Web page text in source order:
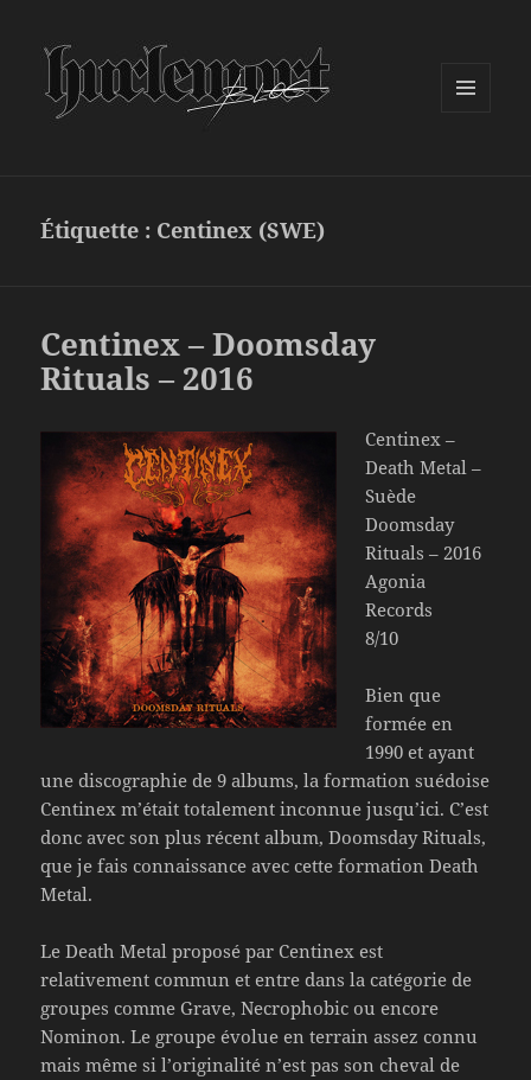
Étiquette : Centinex (SWE)
Centinex – Doomsday
Rituals – 2016
Centinex –
Death Metal –
Suède
Doomsday
Rituals – 2016
Agonia
Records
8/10
Bien que
formée en
1990 et ayant
une discographie de 9 albums, la formation suédoise
Centinex m’était totalement inconnue jusqu’ici. C’est
donc avec son plus récent album, Doomsday Rituals,
que je fais connaissance avec cette formation Death
Metal.
Le Death Metal proposé par Centinex est
relativement commun et entre dans la catégorie de
groupes comme Grave, Necrophobic ou encore
Nominon. Le groupe évolue en terrain assez connu
mais même si l’originalité n’est pas son cheval de